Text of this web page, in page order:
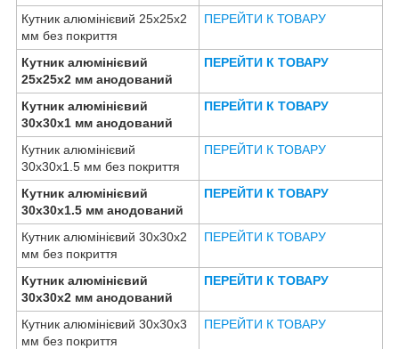
Кутник алюмінієвий 25х25х2
мм без покриття
ПЕРЕЙТИ К ТОВАРУ
Кутник алюмінієвий
25х25х2 мм анодований
ПЕРЕЙТИ К ТОВАРУ
Кутник алюмінієвий
30х30х1 мм анодований
ПЕРЕЙТИ К ТОВАРУ
Кутник алюмінієвий
30х30х1.5 мм без покриття
ПЕРЕЙТИ К ТОВАРУ
Кутник алюмінієвий
30х30х1.5 мм анодований
ПЕРЕЙТИ К ТОВАРУ
Кутник алюмінієвий 30х30х2
мм без покриття
ПЕРЕЙТИ К ТОВАРУ
Кутник алюмінієвий
30х30х2 мм анодований
ПЕРЕЙТИ К ТОВАРУ
Кутник алюмінієвий 30х30х3
мм без покриття
ПЕРЕЙТИ К ТОВАРУ